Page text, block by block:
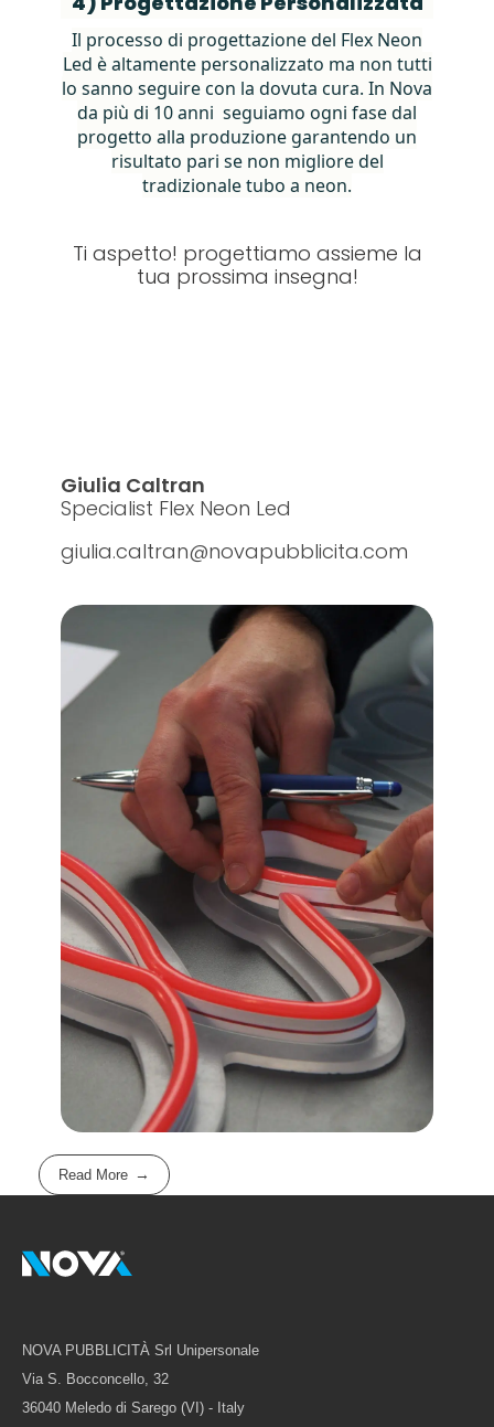
Il processo di progettazione del Flex Neon
Led è altamente personalizzato ma non tutti
lo sanno seguire con la dovuta cura. In Nova
da più di 10 anni seguiamo ogni fase dal
progetto alla produzione garantendo un
risultato pari se non migliore del
tradizionale tubo a neon.
Ti aspetto! progettiamo assieme la
tua prossima insegna!
Giulia Caltran
Specialist Flex Neon Led
giulia.caltran@novapubblicita.com
Read More
NOVA PUBBLICITÀ Srl Unipersonale
Via S. Bocconcello, 32
36040 Meledo di Sarego (VI) - Italy